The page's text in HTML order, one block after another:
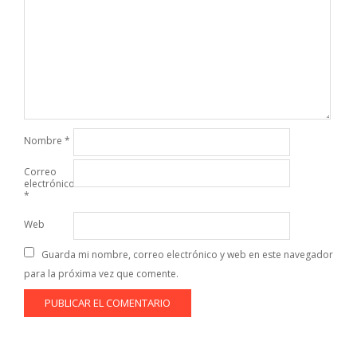
Nombre *
Correo
electrónico
*
Web
Guarda mi nombre, correo electrónico y web en este navegador
para la próxima vez que comente.